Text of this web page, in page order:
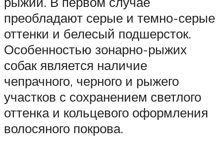
преобладают серые и темно-серые
оттенки и белесый подшерсток.
Особенностью зонарно-рыжих
собак является наличие
чепрачного, черного и рыжего
участков с сохранением светлого
оттенка и кольцевого оформления
волосяного покрова.